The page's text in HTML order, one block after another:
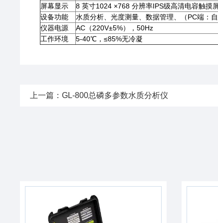
屏幕显示
8 英寸1024 ×768 分辨率IPS级高清电容触摸
设备功能
水质分析、光度测量、数据管理、（PC端：
仪器电源
AC（220V±5%），50Hz
工作环境
5-40℃，≤85%无冷凝
上一篇： GL-800总磷多参数水质分析仪